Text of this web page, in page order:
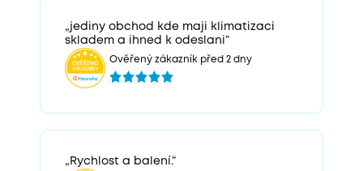
„jediny obchod kde maji klimatizaci
skladem a ihned k odeslani“
Ověřený zákazník před 2 dny
„Rychlost a balení.“